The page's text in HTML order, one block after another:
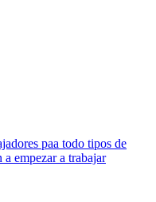
paa todo tipos de
empezar a trabajar